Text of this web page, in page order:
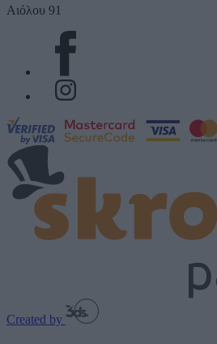
Αιόλου 91
Created by